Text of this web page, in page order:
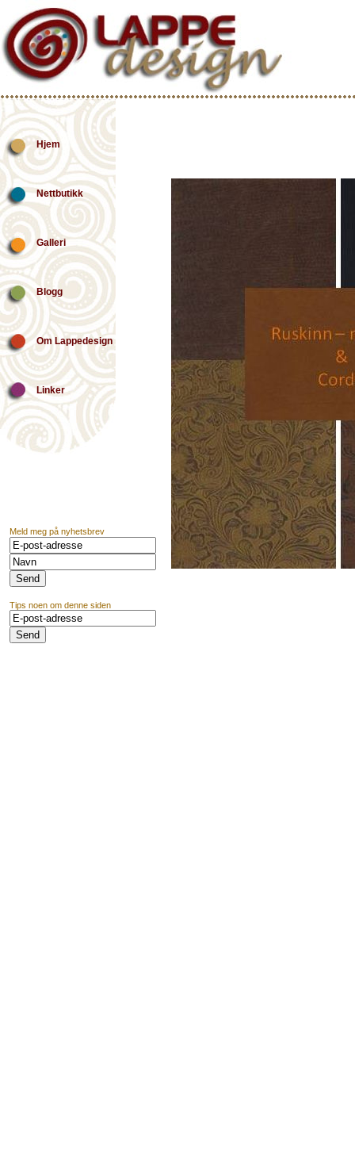
Hjem
Nettbutikk
Galleri
Blogg
Om Lappedesign
Linker
Meld meg på nyhetsbrev
Tips noen om denne siden